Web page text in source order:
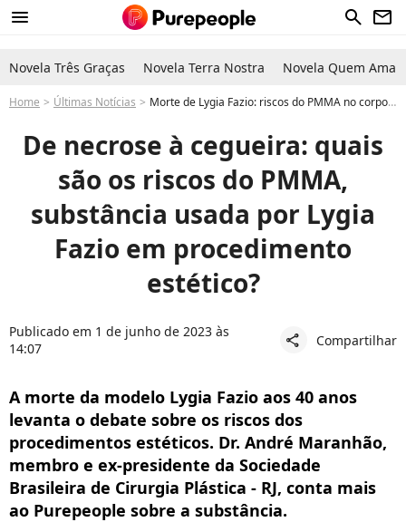
menu search newsletter
Novela Três Graças Novela Terra Nostra Novela Quem Ama
Home Últimas Notícias Morte de Lygia Fazio: riscos do PMMA no corpo são graves e vão de necrose à AVC. Detalhes!
De necrose à cegueira: quais
são os riscos do PMMA,
substância usada por Lygia
Fazio em procedimento
estético?
Publicado em 1 de junho de 2023 às
14:07
share Compartilhar
A morte da modelo Lygia Fazio aos 40 anos
levanta o debate sobre os riscos dos
procedimentos estéticos. Dr. André Maranhão,
membro e ex-presidente da Sociedade
Brasileira de Cirurgia Plástica - RJ, conta mais
ao Purepeople sobre a substância.